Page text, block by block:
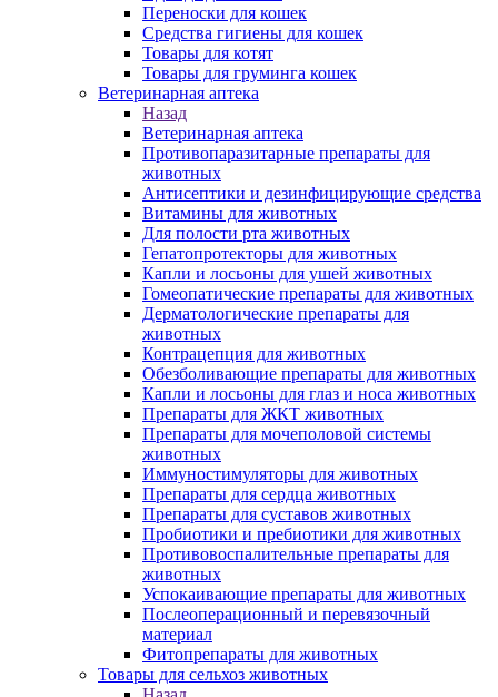
Переноски для кошек
Средства гигиены для кошек
Товары для котят
Товары для груминга кошек
Ветеринарная аптека
Назад
Ветеринарная аптека
Противопаразитарные препараты для
животных
Антисептики и дезинфицирующие средства
Витамины для животных
Для полости рта животных
Гепатопротекторы для животных
Капли и лосьоны для ушей животных
Гомеопатические препараты для животных
Дерматологические препараты для
животных
Контрацепция для животных
Обезболивающие препараты для животных
Капли и лосьоны для глаз и носа животных
Препараты для ЖКТ животных
Препараты для мочеполовой системы
животных
Иммуностимуляторы для животных
Препараты для сердца животных
Препараты для суставов животных
Пробиотики и пребиотики для животных
Противовоспалительные препараты для
животных
Успокаивающие препараты для животных
Послеоперационный и перевязочный
материал
Фитопрепараты для животных
Товары для сельхоз животных